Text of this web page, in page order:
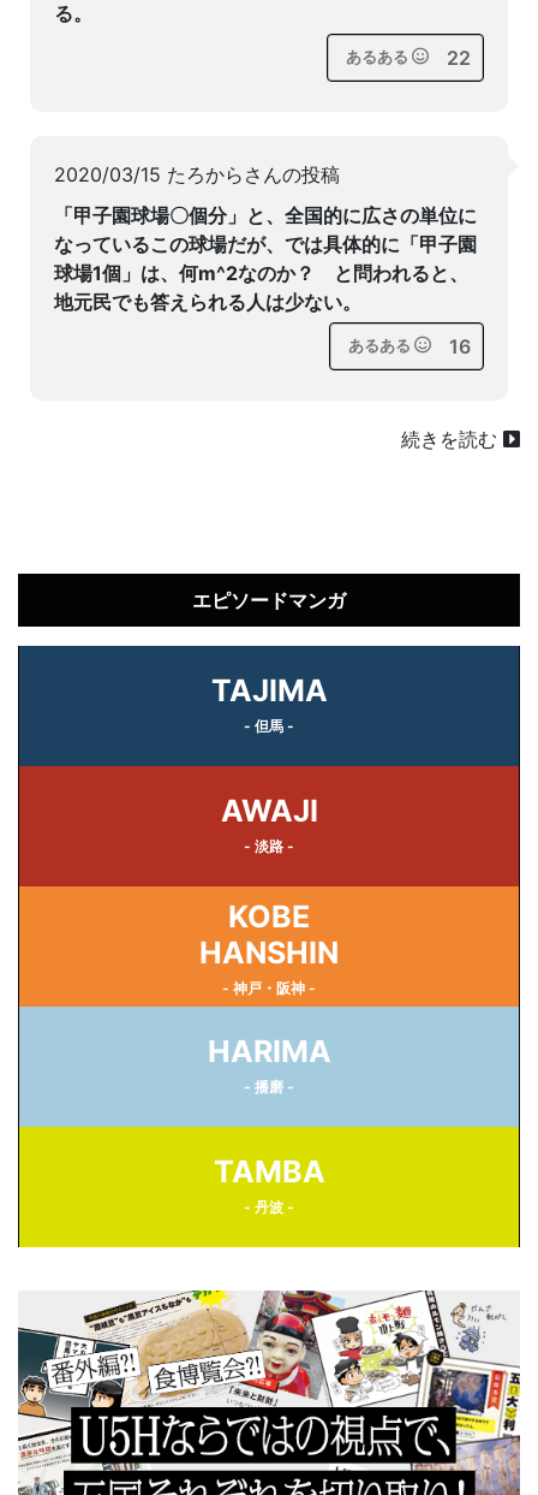
る。
あるある 22
2020/03/15 たろからさんの投稿
「甲子園球場〇個分」と、全国的に広さの単位に
なっているこの球場だが、では具体的に「甲子園
球場1個」は、何m^2なのか？ と問われると、
地元民でも答えられる人は少ない。
あるある 16
続きを読む
エピソードマンガ
TAJIMA
- 但馬 -
AWAJI
- 淡路 -
KOBE
HANSHIN
- 神戸・阪神 -
HARIMA
- 播磨 -
TAMBA
- 丹波 -